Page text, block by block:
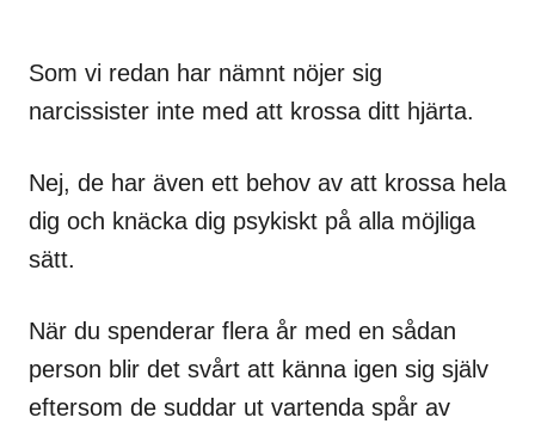
Som vi redan har nämnt nöjer sig
narcissister inte med att krossa ditt hjärta.
Nej, de har även ett behov av att krossa hela
dig och knäcka dig psykiskt på alla möjliga
sätt.
När du spenderar flera år med en sådan
person blir det svårt att känna igen sig själv
eftersom de suddar ut vartenda spår av